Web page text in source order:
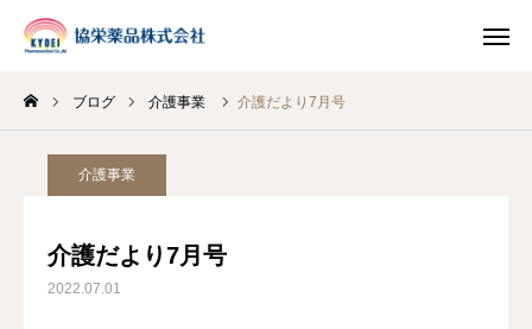
ブログ 介護事業 介護だより7月号
介護事業
介護だより7月号
2022.07.01
INSTAGRAM
HOME